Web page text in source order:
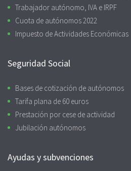
Trabajador autónomo, IVA e IRPF
Cuota de autónomos 2022
Impuesto de Actividades Económicas
Seguridad Social
Bases de cotización de autónomos
Tarifa plana de 60 euros
Prestación por cese de actividad
Jubilación autónomos
Ayudas y subvenciones